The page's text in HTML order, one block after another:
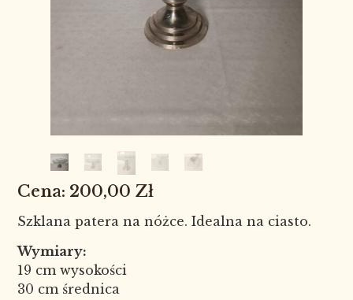
200,00 Zł
Szklana patera na nóżce. Idealna na ciasto.
Wymiary:
19 cm wysokości
30 cm średnica